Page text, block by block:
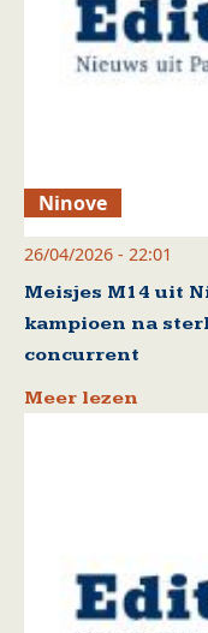
Ninove
26/04/2026 - 22:01
Meisjes M14 uit
kampioen na
concurrent
Meer lezen